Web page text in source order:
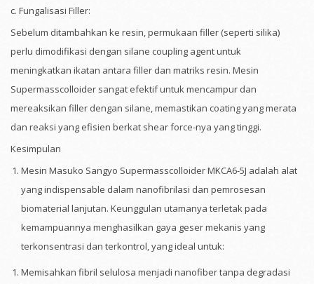
c. Fungalisasi Filler:
Sebelum ditambahkan ke resin, permukaan filler (seperti silika)
perlu dimodifikasi dengan silane coupling agent untuk
meningkatkan ikatan antara filler dan matriks resin. Mesin
Supermasscolloider sangat efektif untuk mencampur dan
mereaksikan filler dengan silane, memastikan coating yang merata
dan reaksi yang efisien berkat shear force-nya yang tinggi.
Kesimpulan
Mesin Masuko Sangyo Supermasscolloider MKCA6-5J adalah alat
yang indispensable dalam nanofibrilasi dan pemrosesan
biomaterial lanjutan. Keunggulan utamanya terletak pada
kemampuannya menghasilkan gaya geser mekanis yang
terkonsentrasi dan terkontrol, yang ideal untuk:
Memisahkan fibril selulosa menjadi nanofiber tanpa degradasi